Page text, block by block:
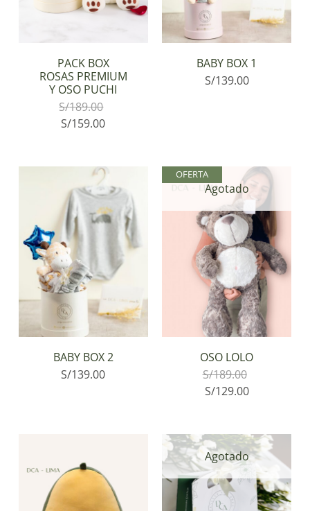
PACK BOX
ROSAS PREMIUM
Y OSO PUCHI
S/189.00
S/159.00
BABY BOX 1
S/139.00
BABY BOX 2
S/139.00
OFERTA
Agotado
OSO LOLO
S/189.00
S/129.00
Agotado